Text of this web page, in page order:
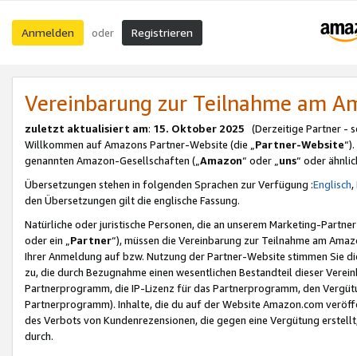
Anmelden oder Registrieren
Vereinbarung zur Teilnahme am
zuletzt aktualisiert am: 15. Oktober 2025 (Derzeitige Partner -
Willkommen auf Amazons Partner-Website (die „Partner-Website
genannten Amazon-Gesellschaften („Amazon“ oder „uns“ oder
Übersetzungen stehen in folgenden Sprachen zur Verfügung :Englisch,
den Übersetzungen gilt die englische Fassung.
Natürliche oder juristische Personen, die an unserem Marketing-
oder ein „Partner“), müssen die Vereinbarung zur Teilnahme am
Ihrer Anmeldung auf bzw. Nutzung der Partner-Website stimmen Sie
zu, die durch Bezugnahme einen wesentlichen Bestandteil dieser
Partnerprogramm, die IP-Lizenz für das Partnerprogramm, den
Partnerprogramm). Inhalte, die du auf der Website Amazon.com
des Verbots von Kundenrezensionen, die gegen eine Vergütung
durch.